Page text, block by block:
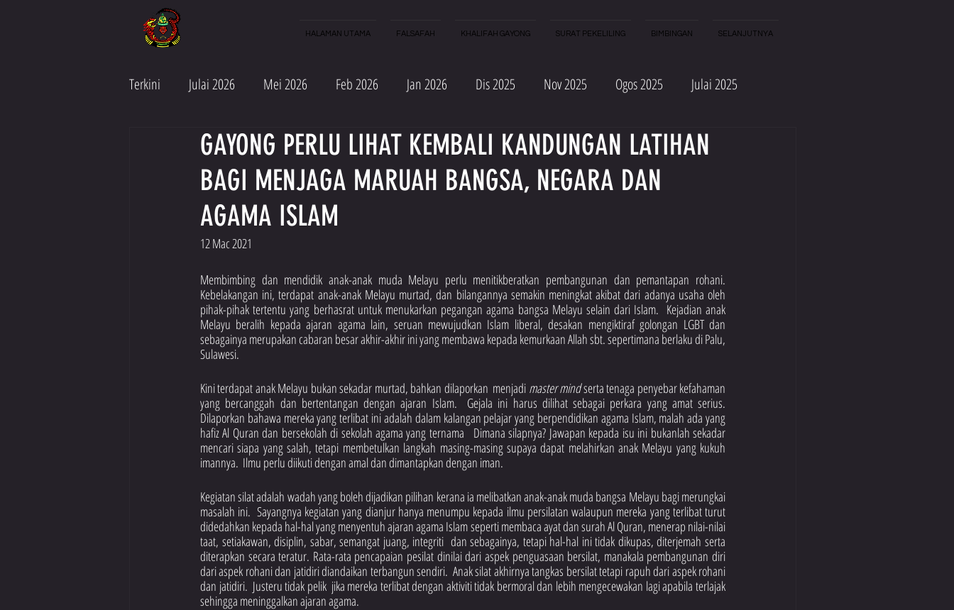
HALAMAN UTAMA FALSAFAH KHALIFAH GAYONG SURAT PEKELILING BIMBINGAN SELANJUTNYA
Terkini Julai 2026 Mei 2026 Feb 2026 Jan 2026 Dis 2025 Nov 2025 Ogos 2025 Julai 2025
Mei 2025 Apr 2025 Mac 2025 Feb 2025 Jan 2025 Nov 2024 Sep 2024
Dis 2023
Julai 2023 April 2023
GAYONG PERLU LIHAT KEMBALI KANDUNGAN LATIHAN
BAGI MENJAGA MARUAH BANGSA, NEGARA DAN
AGAMA ISLAM
12 Mac 2021
Membimbing dan mendidik anak-anak muda Melayu perlu menitikberatkan pembangunan dan pemantapan rohani.
Kebelakangan ini, terdapat anak-anak Melayu murtad, dan bilangannya semakin meningkat akibat dari adanya usaha oleh
pihak-pihak tertentu yang berhasrat untuk menukarkan pegangan agama bangsa Melayu selain dari Islam.  Kejadian anak
Melayu beralih kepada ajaran agama lain, seruan mewujudkan Islam liberal, desakan mengiktiraf golongan LGBT dan
sebagainya merupakan cabaran besar akhir-akhir ini yang membawa kepada kemurkaan Allah sbt. sepertimana berlaku di Palu,
Sulawesi.
Kini terdapat anak Melayu bukan sekadar murtad, bahkan dilaporkan  menjadi master mind serta tenaga penyebar kefahaman
yang bercanggah dan bertentangan dengan ajaran Islam.  Gejala ini harus dilihat sebagai perkara yang amat serius.
Dilaporkan bahawa mereka yang terlibat ini adalah dalam kalangan pelajar yang berpendidikan agama Islam, malah ada yang
hafiz Al Quran dan bersekolah di sekolah agama yang ternama   Dimana silapnya? Jawapan kepada isu ini bukanlah sekadar
mencari siapa yang salah, tetapi membetulkan langkah masing-masing supaya dapat melahirkan anak Melayu yang kukuh
imannya.  Ilmu perlu diikuti dengan amal dan dimantapkan dengan iman.
Kegiatan silat adalah wadah yang boleh dijadikan pilihan kerana ia melibatkan anak-anak muda bangsa Melayu bagi merungkai
masalah ini.  Sayangnya kegiatan yang dianjur hanya menumpu kepada ilmu persilatan walaupun mereka yang terlibat turut
didedahkan kepada hal-hal yang menyentuh ajaran agama Islam seperti membaca ayat dan surah Al Quran, menerap nilai-nilai
taat, setiakawan, disiplin, sabar, semangat juang, integriti  dan sebagainya, tetapi hal-hal ini tidak dikupas, diterjemah serta
diterapkan secara teratur. Rata-rata pencapaian pesilat dinilai dari aspek penguasaan bersilat, manakala pembangunan diri
dari aspek rohani dan jatidiri diandaikan terbangun sendiri.  Anak silat akhirnya tangkas bersilat tetapi rapuh dari aspek rohani
dan jatidiri.  Justeru tidak pelik  jika mereka terlibat dengan aktiviti tidak bermoral dan lebih mengecewakan lagi apabila terlajak
sehingga meninggalkan ajaran agama.